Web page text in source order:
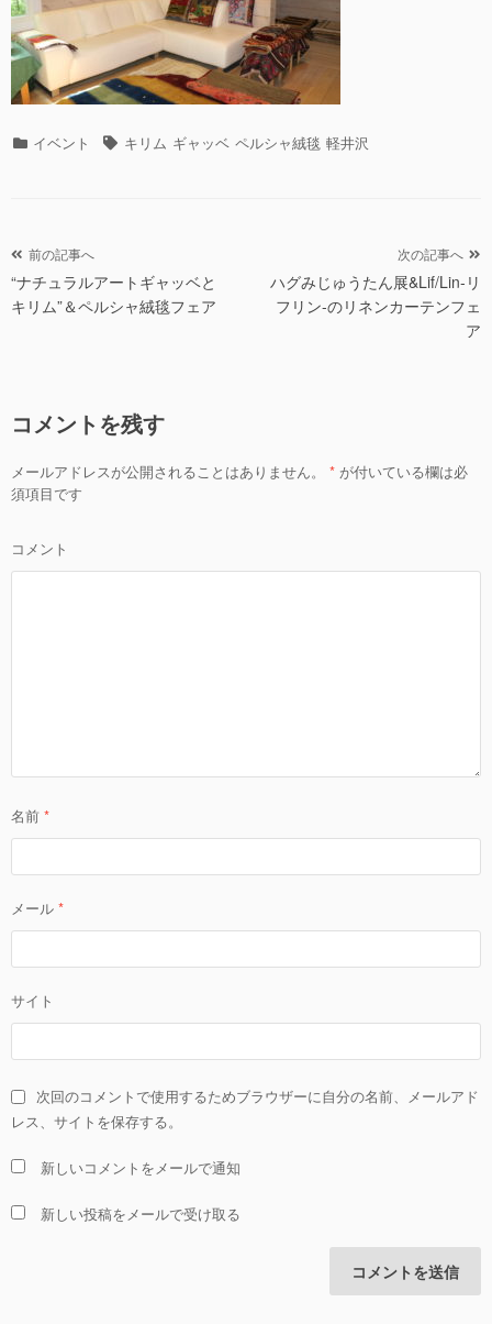
カ イベント
タ キリム ギャッベ ペルシャ絨毯 軽井沢
投
稿
ナ
ー
シ
ョ
ン
前の記事へ
“ナチュラルアートギャッベと
キリム”＆ペルシャ絨毯フェア
次の記事へ
ハグみじゅうたん展&Lif/Lin-リ
フリン-のリネンカーテンフェ
ア
コメントを残す
メールアドレスが公開されることはありません。 * が付いている欄は必
須項目です
コメント
名前 *
メール *
サイト
次回のコメントで使用するためブラウザーに自分の名前、メールアド
レス、サイトを保存する。
新しいコメントをメールで通知
新しい投稿をメールで受け取る